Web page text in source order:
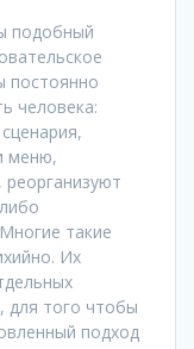
подобный
постоянно
человека:
меню,
такие
Их
для того чтобы
подход